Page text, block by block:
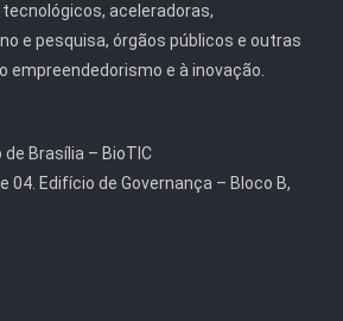
aceleradoras,
e pesquisa, órgãos públicos e outras
empreendedorismo e à inovação.
Brasília – BioTIC
04. Edifício de Governança – Bloco B,